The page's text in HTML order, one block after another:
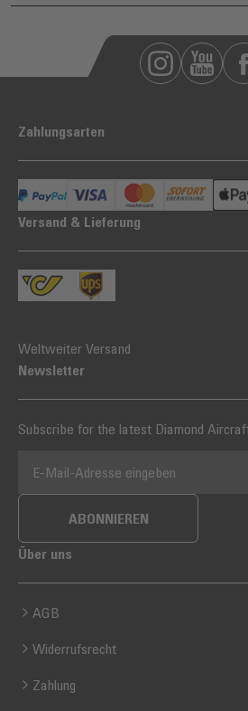
Zahlungsarten
Versand & Lieferung
Weltweiter Versand
Newsletter
Subscribe for the latest Diamond
ABONNIEREN
Über uns
AGB
Widerrufsrecht
Zahlung